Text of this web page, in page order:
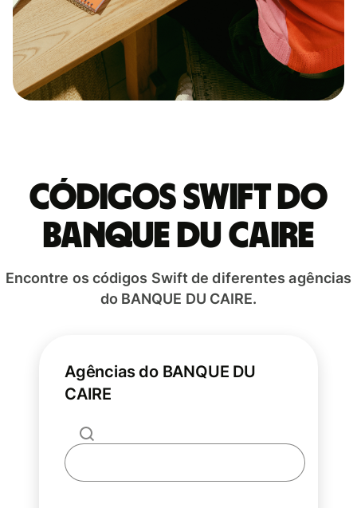
Códigos Swift do
BANQUE DU CAIRE
Encontre os códigos Swift de diferentes agências
do BANQUE DU CAIRE.
Agências do BANQUE DU
CAIRE